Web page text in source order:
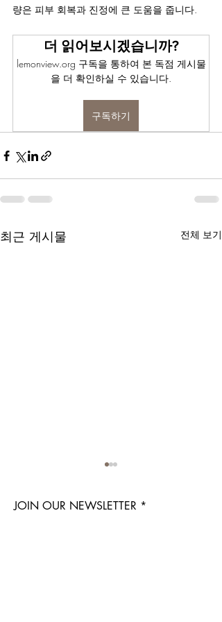
량은 피부 회복과 진정에 큰 도움을 줍니다.
더 읽어보시겠습니까?
lemonview.org 구독을 통하여 본 독점 게시물
을 더 확인하실 수 있습니다.
구독하기
최근 게시물 전체 보기
JOIN OUR NEWSLETTER